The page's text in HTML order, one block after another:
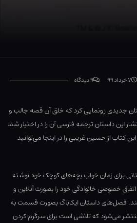
۷ خرداد ۹۹
۹ دیدگاه
جدیدی رونمایی کرد که خلق آن قصه جالب و
این داستان ترجمه فارسی آن را در اختیار شما
کتاب از حسین غریبی را در اینجا می‌توانید
برای زمان خواب بچه‌های کوچک خود نوشته
خصوصی خانوادگی خود را بصورت آنلاین و
فصل‌های داستان ایکاباگ بصورت قسمت به
می‌شود که تلاشی است برای سرگرم کردن